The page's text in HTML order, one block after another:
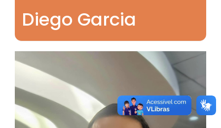
Diego Garcia